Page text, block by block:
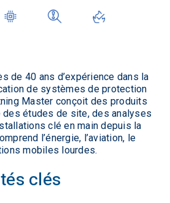
de 40 ans d’expérience dans la
de systèmes de protection
Master conçoit des produits
études de site, des analyses
clé en main depuis la
l’énergie, l’aviation, le
mobiles lourdes.
clés